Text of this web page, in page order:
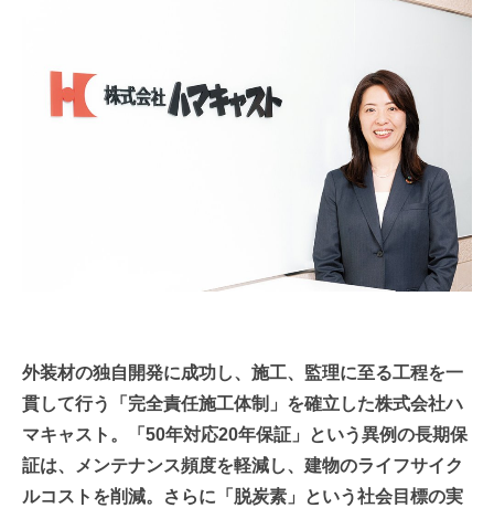
お問い合わせ
運営会社
外装材の独自開発に成功し、施工、監理に至る工程を一
貫して行う「完全責任施工体制」を確立した株式会社ハ
マキャスト。「50年対応20年保証」という異例の長期保
証は、メンテナンス頻度を軽減し、建物のライフサイク
ルコストを削減。さらに「脱炭素」という社会目標の実